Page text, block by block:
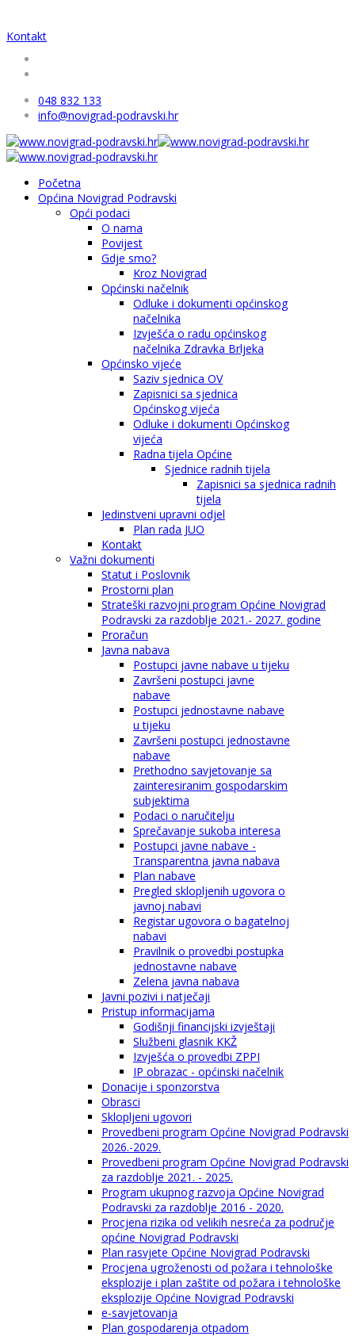
Kontakt
048 832 133
info@novigrad-podravski.hr
Početna
Općina Novigrad Podravski
Opći podaci
O nama
Povijest
Gdje smo?
Kroz Novigrad
Općinski načelnik
Odluke i dokumenti općinskog
načelnika
Izvješća o radu općinskog
načelnika Zdravka Brljeka
Općinsko vijeće
Saziv sjednica OV
Zapisnici sa sjednica
Općinskog vijeća
Odluke i dokumenti Općinskog
vijeća
Radna tijela Općine
Sjednice radnih tijela
Zapisnici sa sjednica radnih
tijela
Jedinstveni upravni odjel
Plan rada JUO
Kontakt
Važni dokumenti
Statut i Poslovnik
Prostorni plan
Strateški razvojni program Općine Novigrad
Podravski za razdoblje 2021.- 2027. godine
Proračun
Javna nabava
Postupci javne nabave u tijeku
Završeni postupci javne
nabave
Postupci jednostavne nabave
u tijeku
Završeni postupci jednostavne
nabave
Prethodno savjetovanje sa
zainteresiranim gospodarskim
subjektima
Podaci o naručitelju
Sprečavanje sukoba interesa
Postupci javne nabave -
Transparentna javna nabava
Plan nabave
Pregled sklopljenih ugovora o
javnoj nabavi
Registar ugovora o bagatelnoj
nabavi
Pravilnik o provedbi postupka
jednostavne nabave
Zelena javna nabava
Javni pozivi i natječaji
Pristup informacijama
Godišnji financijski izvještaji
Službeni glasnik KKŽ
Izvješća o provedbi ZPPI
IP obrazac - općinski načelnik
Donacije i sponzorstva
Obrasci
Sklopljeni ugovori
Provedbeni program Općine Novigrad Podravski
2026.-2029.
Provedbeni program Općine Novigrad Podravski
za razdoblje 2021. - 2025.
Program ukupnog razvoja Općine Novigrad
Podravski za razdoblje 2016 - 2020.
Procjena rizika od velikih nesreća za područje
općine Novigrad Podravski
Plan rasvjete Općine Novigrad Podravski
Procjena ugroženosti od požara i tehnološke
eksplozije i plan zaštite od požara i tehnološke
eksplozije Općine Novigrad Podravski
e-savjetovanja
Plan gospodarenja otpadom